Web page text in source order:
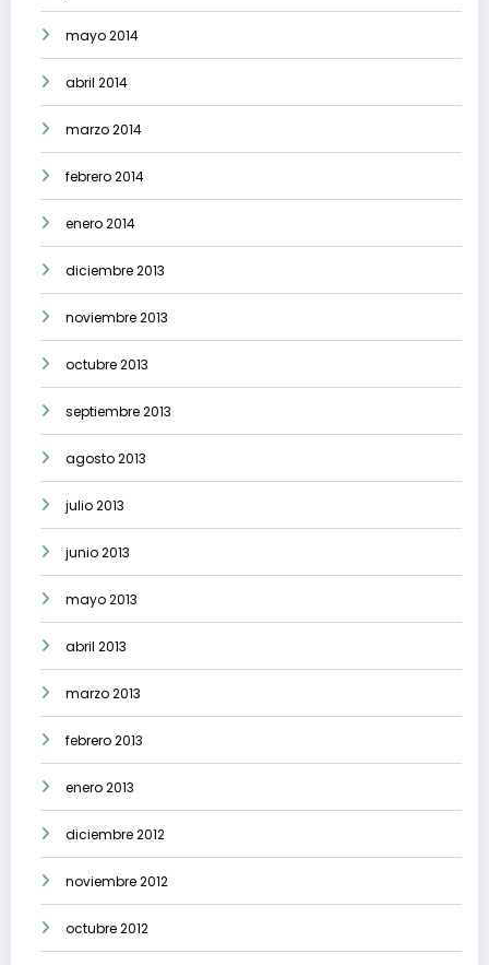
mayo 2014
abril 2014
marzo 2014
febrero 2014
enero 2014
diciembre 2013
noviembre 2013
octubre 2013
septiembre 2013
agosto 2013
julio 2013
junio 2013
mayo 2013
abril 2013
marzo 2013
febrero 2013
enero 2013
diciembre 2012
noviembre 2012
octubre 2012